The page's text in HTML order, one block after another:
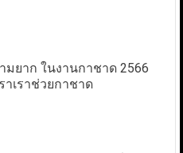
มยาก ในงานกาชาด 2566
าเราช่วยกาชาด